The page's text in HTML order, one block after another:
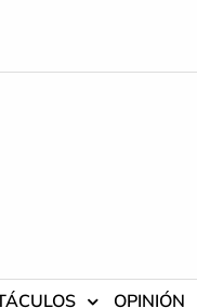
OPINIÓN